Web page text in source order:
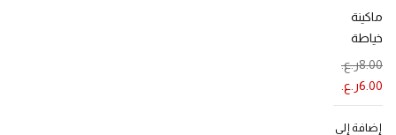
ماكينة
خياطة
محمولة
8.00ر.ع.
6.00ر.ع.
إضافة إلى